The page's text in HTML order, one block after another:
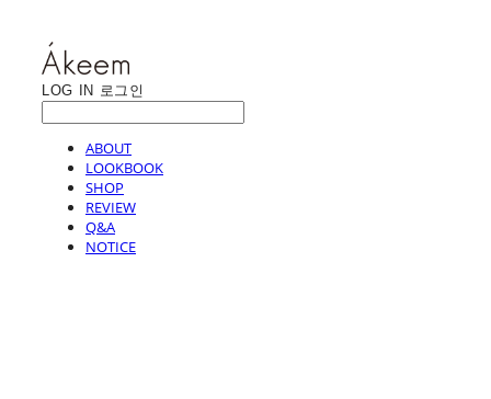
LOG IN 로그인
ABOUT
LOOKBOOK
SHOP
REVIEW
Q&A
NOTICE